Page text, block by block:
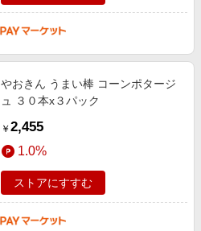
やおきん うまい棒 コーンポタージ
ュ ３０本x３パック
￥ 2,455
1.0%
ストアにすすむ